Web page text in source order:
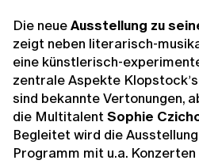
Die neueAusstellung zu
zeigt neben literarisch-
eine künstlerisch-
zentrale Aspekte
sind bekannte Vertonungen,
die MultitalentSophie
Begleitet wird die
Programm mit u.a.